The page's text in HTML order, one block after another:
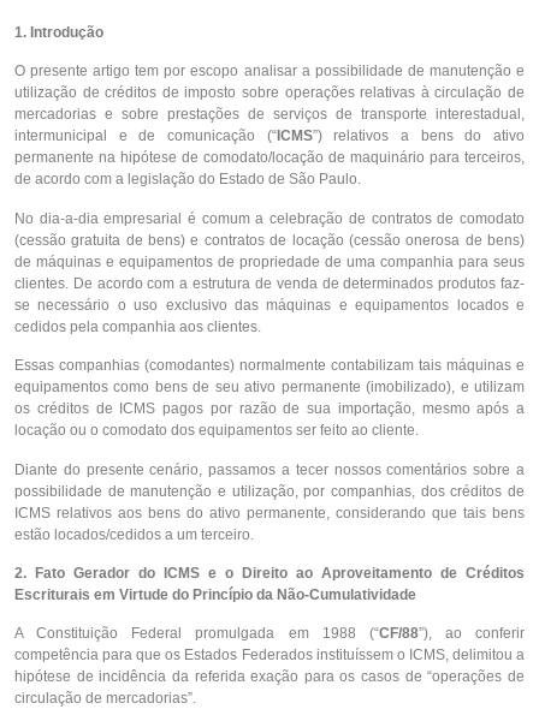
1. Introdução
O presente artigo tem por escopo analisar a possibilidade de manutenção e
utilização de créditos de imposto sobre operações relativas à circulação de
mercadorias e sobre prestações de serviços de transporte interestadual,
intermunicipal e de comunicação (“ICMS”) relativos a bens do ativo
permanente na hipótese de comodato/locação de maquinário para terceiros,
de acordo com a legislação do Estado de São Paulo.
No dia-a-dia empresarial é comum a celebração de contratos de comodato
(cessão gratuita de bens) e contratos de locação (cessão onerosa de bens)
de máquinas e equipamentos de propriedade de uma companhia para seus
clientes. De acordo com a estrutura de venda de determinados produtos faz-
se necessário o uso exclusivo das máquinas e equipamentos locados e
cedidos pela companhia aos clientes.
Essas companhias (comodantes) normalmente contabilizam tais máquinas e
equipamentos como bens de seu ativo permanente (imobilizado), e utilizam
os créditos de ICMS pagos por razão de sua importação, mesmo após a
locação ou o comodato dos equipamentos ser feito ao cliente.
Diante do presente cenário, passamos a tecer nossos comentários sobre a
possibilidade de manutenção e utilização, por companhias, dos créditos de
ICMS relativos aos bens do ativo permanente, considerando que tais bens
estão locados/cedidos a um terceiro.
2. Fato Gerador do ICMS e o Direito ao Aproveitamento de Créditos
Escriturais em Virtude do Princípio da Não-Cumulatividade
A Constituição Federal promulgada em 1988 (“CF/88”), ao conferir
competência para que os Estados Federados instituíssem o ICMS, delimitou a
hipótese de incidência da referida exação para os casos de “operações de
circulação de mercadorias”.